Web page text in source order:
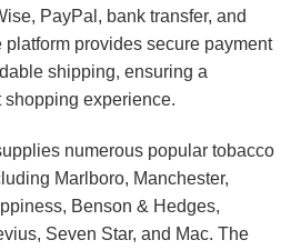
PayPal, bank transfer, and
platform provides secure payment
shipping, ensuring a
shopping experience.
numerous popular tobacco
Marlboro, Manchester,
Benson & Hedges,
Seven Star, and Mac. The